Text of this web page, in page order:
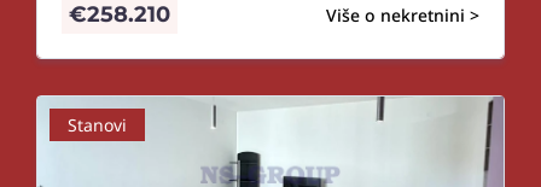
Više o nekretnini >
€258.210
Stanovi